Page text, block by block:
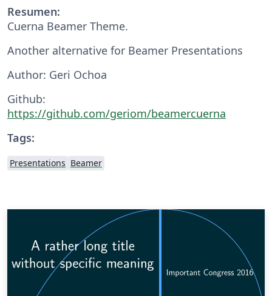
Resumen:
Cuerna Beamer Theme.
Another alternative for Beamer Presentations
Author: Geri Ochoa
Github:
https://github.com/geriom/beamercuerna
Tags:
Presentations Beamer